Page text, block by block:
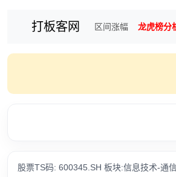
打板客网 区间涨幅 龙虎榜分
股票TS码: 600345.SH 板块:信息技术-通